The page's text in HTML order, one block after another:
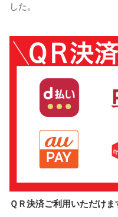
した。
ＱＲ決済ご利用いただけま